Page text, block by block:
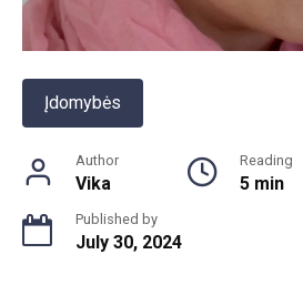
Įdomybės
Author
Vika
Reading
5 min
Published by
July 30, 2024